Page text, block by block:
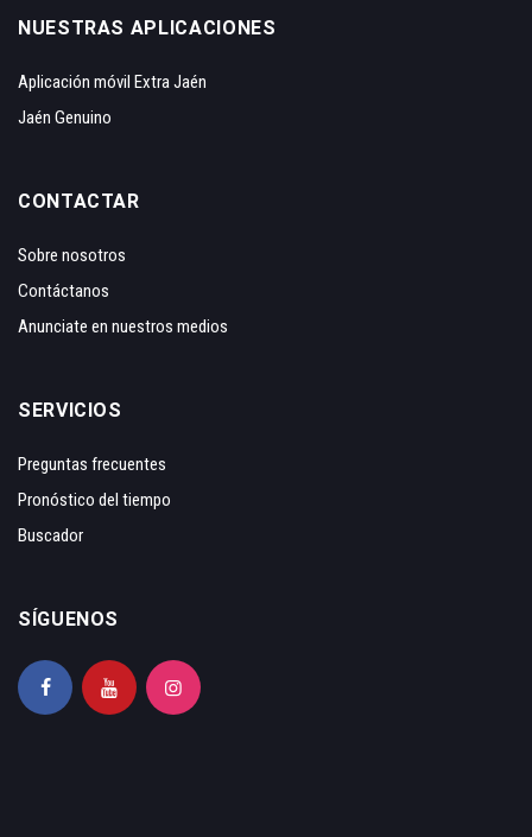
NUESTRAS APLICACIONES
Aplicación móvil Extra Jaén
Jaén Genuino
CONTACTAR
Sobre nosotros
Contáctanos
Anunciate en nuestros medios
SERVICIOS
Preguntas frecuentes
Pronóstico del tiempo
Buscador
SÍGUENOS